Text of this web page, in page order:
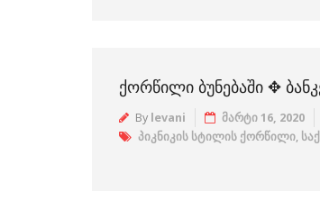
ᲥᲝᲠᲬᲘᲚᲘ ᲑᲣᲜᲔᲑᲐᲨᲘ ✥
By levani მარტი 16, 2020
პიკნიკის სტილის ქორწილი,